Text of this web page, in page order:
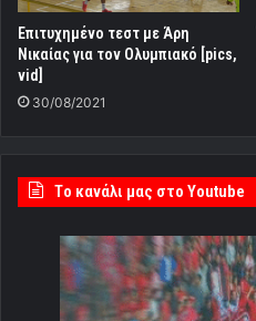
Επιτυχημένο τεστ με Άρη
Νικαίας για τον Ολυμπιακό [pics,
vid]
30/08/2021
Tο κανάλι μας στο Youtube